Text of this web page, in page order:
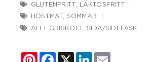
GLUTENFRITT
LAKTOSFRITT
HÖSTMAT
SOMMAR
ALLT GRISKÖTT
SIDA/SIDFLÄSK
PinterestFacebook
X LinkedIn